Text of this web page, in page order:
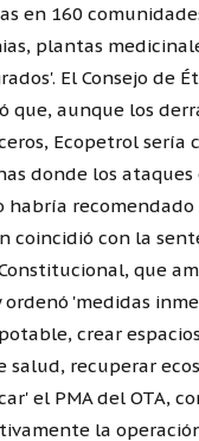
en 160
plantas
El Consejo de
que, aunque los
Ecopetrol sería
donde los ataques
habría
coincidió con la
que
'medidas
crear
salud, recuperar
el PMA del OTA,
la